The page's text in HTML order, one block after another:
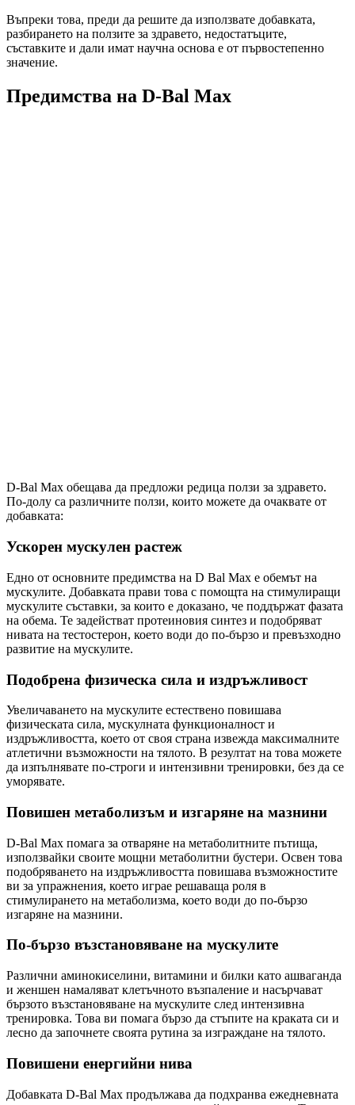
Въпреки това, преди да решите да използвате добавката,
разбирането на ползите за здравето, недостатъците,
съставките и дали имат научна основа е от първостепенно
значение.
Предимства на D-Bal Max
D-Bal Max обещава да предложи редица ползи за здравето.
По-долу са различните ползи, които можете да очаквате от
добавката:
Ускорен мускулен растеж
Едно от основните предимства на D Bal Max е обемът на
мускулите. Добавката прави това с помощта на стимулиращи
мускулите съставки, за които е доказано, че поддържат фазата
на обема. Те задействат протеиновия синтез и подобряват
нивата на тестостерон, което води до по-бързо и превъзходно
развитие на мускулите.
Подобрена физическа сила и издръжливост
Увеличаването на мускулите естествено повишава
физическата сила, мускулната функционалност и
издръжливостта, което от своя страна извежда максималните
атлетични възможности на тялото. В резултат на това можете
да изпълнявате по-строги и интензивни тренировки, без да се
уморявате.
Повишен метаболизъм и изгаряне на мазнини
D-Bal Max помага за отваряне на метаболитните пътища,
използвайки своите мощни метаболитни бустери. Освен това
подобряването на издръжливостта повишава възможностите
ви за упражнения, което играе решаваща роля в
стимулирането на метаболизма, което води до по-бързо
изгаряне на мазнини.
По-бързо възстановяване на мускулите
Различни аминокиселини, витамини и билки като ашваганда
и женшен намаляват клетъчното възпаление и насърчават
бързото възстановяване на мускулите след интензивна
тренировка. Това ви помага бързо да стъпите на краката си и
лесно да започнете своята рутина за изграждане на тялото.
Повишени енергийни нива
Добавката D-Bal Max продължава да подхранва ежедневната